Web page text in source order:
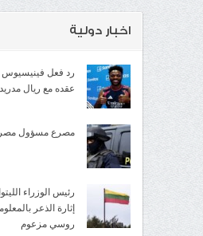
اخبار دولية
رد فعل فينيسيوس
عقده مع ريال
مصرع مسؤول
رئيس الوزراء
إثارة الذعر
روسي مزعوم